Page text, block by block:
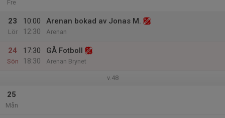
Fre
23
Lör
10:00
12:30
Arenan bokad av Jonas M.
Arenan
24
Sön
17:30
18:30
GÅ Fotboll
Arenan Brynet
v.48
25
Mån